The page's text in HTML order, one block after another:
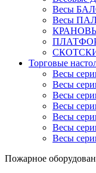
Весы
Весы
Торговые
Весы
Весы
Весы
Весы
Весы
Весы
Весы
Пожарное